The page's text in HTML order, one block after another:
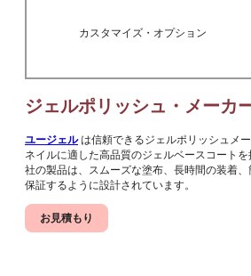
カスタマイズ・オプション
ジェルポリッシュ・メーカ
ユージェルは信頼できるジェルポリッシュメ
ネイルに適した高品質のジェルベースコート
社の製品は、スムーズな塗布、長時間の装着
保証するように設計されています。
お見積もり